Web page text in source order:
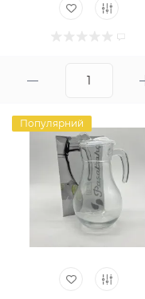
Популярний